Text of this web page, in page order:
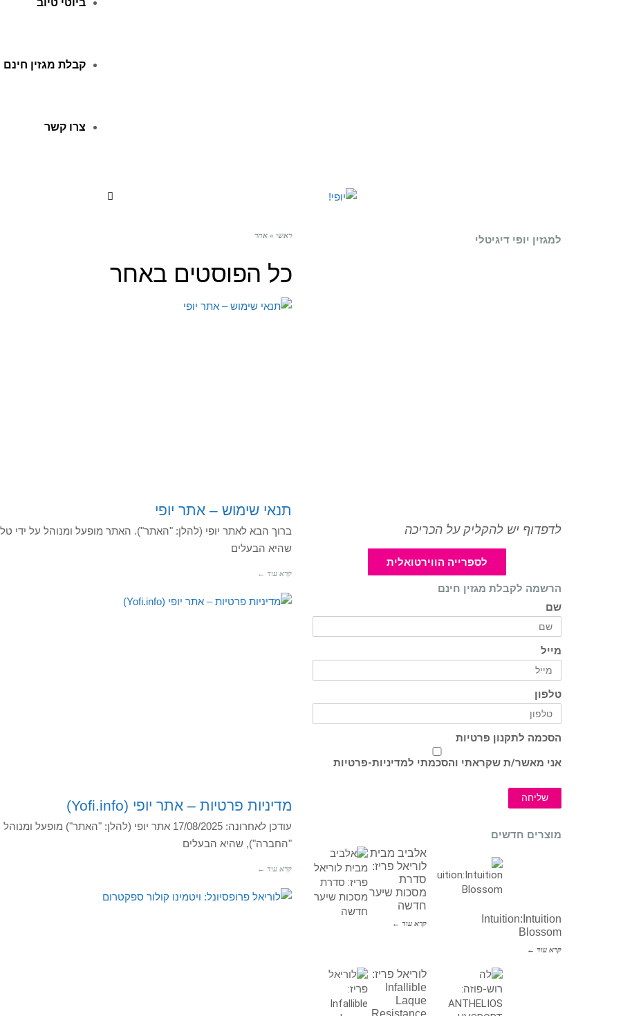
ביוטי טיוב
קבלת מגזין חינם
צרו קשר
ראשי » אחר
כל הפוסטים באחר
תנאי שימוש – אתר יופי
שהיא הבעלים
קרא עוד ←
מדיניות פרטיות – אתר יופי (Yofi.info)
"החברה"), שהיא הבעלים
קרא עוד ←
למגזין יופי דיגיטלי
לדפדוף יש להקליק על הכריכה
לספרייה הווירטואלית
הרשמה לקבלת מגזין חינם
שם
מייל
טלפון
הסכמה לתקנון פרטיות
אני מאשר/ת שקראתי והסכמתי למדיניות-פרטיות
שליחה
מוצרים חדשים
אלביב מבית
לוריאל פריז:
סדרת
מסכות שיער
חדשה
קרא עוד ←
Intuition:Intuition
Blossom
קרא עוד ←
לוריאל פריז:
Infallible
Laque
Resistance